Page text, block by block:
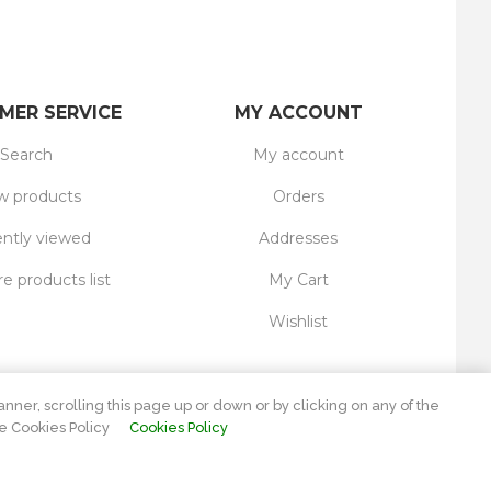
MY ACCOUNT
My account
Orders
Addresses
My Cart
Wishlist
SERVICE
Search
products
viewed
products list
scrolling this page up or down or by clicking on any of the
Cookies Policy
Cookies Policy